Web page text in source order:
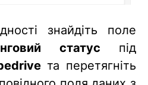
знайдіть поле
статус під
та перетягніть